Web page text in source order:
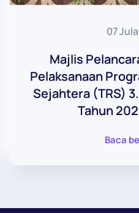
07
Majlis
Pelaksanaan
Sejahtera (TRS)
Tahun
Baca